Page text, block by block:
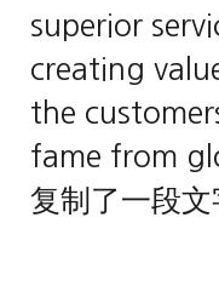
superior
creating
the
fame from
复制了一段文